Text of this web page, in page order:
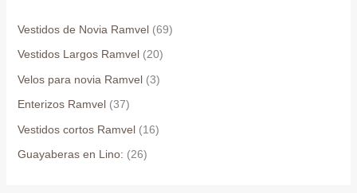
Vestidos de Novia Ramvel (69)
Vestidos Largos Ramvel (20)
Velos para novia Ramvel (3)
Enterizos Ramvel (37)
Vestidos cortos Ramvel (16)
Guayaberas en Lino: (26)
en
la
página
de